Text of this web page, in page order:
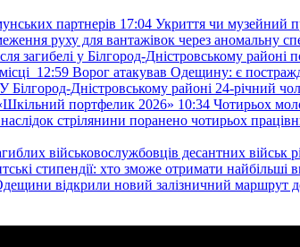
партнерів 17:04 Укриття чи музейний
руху для вантажівок через аномальну
загибелі у Білгород-Дністровському районі
12:59 Ворог атакував Одещину: є
У Білгород-Дністровському районі 24-річний
«Шкільний портфелик 2026» 10:34 Чотирьох
стрілянини поранено чотирьох
військовослужбовців десантних військ
стипендії: хто зможе отримати найбільші
відкрили новий залізничний маршрут